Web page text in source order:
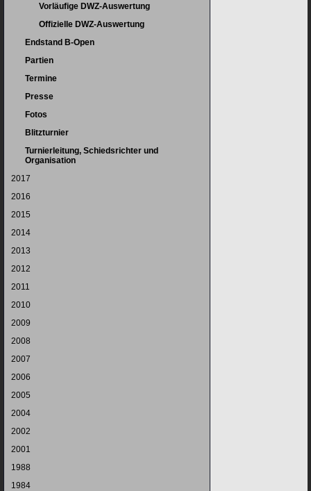
Vorläufige DWZ-Auswertung
Offizielle DWZ-Auswertung
Endstand B-Open
Partien
Termine
Presse
Fotos
Blitzturnier
Turnierleitung, Schiedsrichter und
Organisation
2017
2016
2015
2014
2013
2012
2011
2010
2009
2008
2007
2006
2005
2004
2002
2001
1988
1984